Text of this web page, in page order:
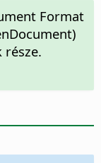
Format
része.